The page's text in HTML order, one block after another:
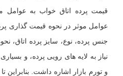
قیمت پرده اتاق خواب به عوامل
عوامل موثر در نحوه قیمت گذاری
جنس پرده، نوع، سایز پرده اتاق،
نیاز به لایه های رویی پرده، و
و تورم بازار اشاره داشت. بنابراین